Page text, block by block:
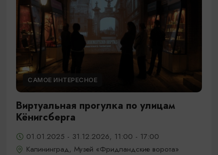
САМОЕ ИНТЕРЕСНОЕ
Виртуальная прогулка по улицам
Кёнигсберга
01.01.2025 - 31.12.2026, 11:00 - 17:00
Калининград, Музей «Фридландские ворота»